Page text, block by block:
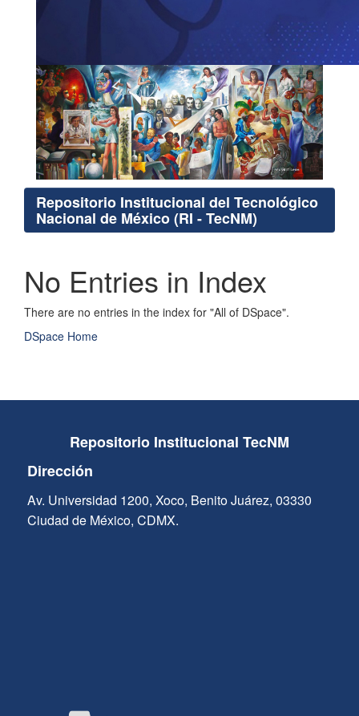
Repositorio Institucional del Tecnológico
Nacional de México (RI - TecNM)
No Entries in Index
There are no entries in the index for "All of DSpace".
DSpace Home
Repositorio Institucional TecNM
Dirección
Av. Universidad 1200, Xoco, Benito Juárez, 03330
Ciudad de México, CDMX.